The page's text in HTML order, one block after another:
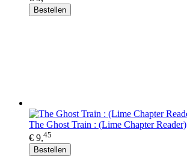
Bestellen
The Ghost Train : (Lime Chapter Reader)
€ 9,45
Bestellen